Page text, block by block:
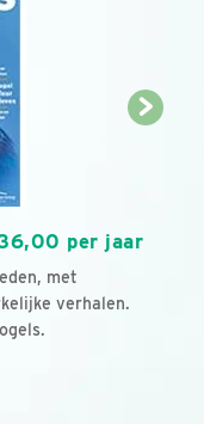
per jaar
met
verhalen.